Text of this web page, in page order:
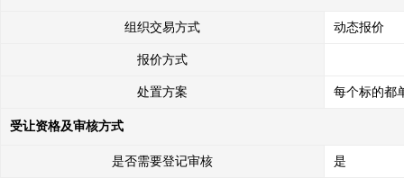
组织交易方式 动态报价
报价方式
处置方案 每个标的都
受让资格及审核方式
是否需要登记审核 是